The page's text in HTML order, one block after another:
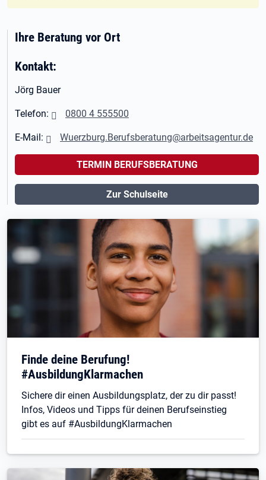
Ihre Beratung vor Ort
Kontakt:
Jörg Bauer
Telefon: 0800 4 555500
E-Mail: Wuerzburg.Berufsberatung@arbeitsagentur.de
TERMIN BERUFSBERATUNG
Zur Schulseite
Finde deine Berufung!
#AusbildungKlarmachen
Sichere dir einen Ausbildungsplatz, der zu dir passt!
Infos, Videos und Tipps für deinen Berufseinstieg
gibt es auf #AusbildungKlarmachen